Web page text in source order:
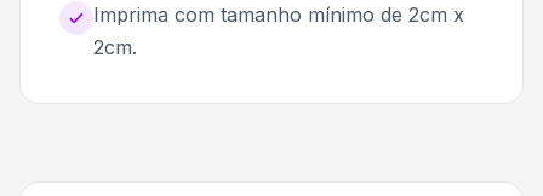
Imprima com tamanho mínimo de 2cm x
2cm.